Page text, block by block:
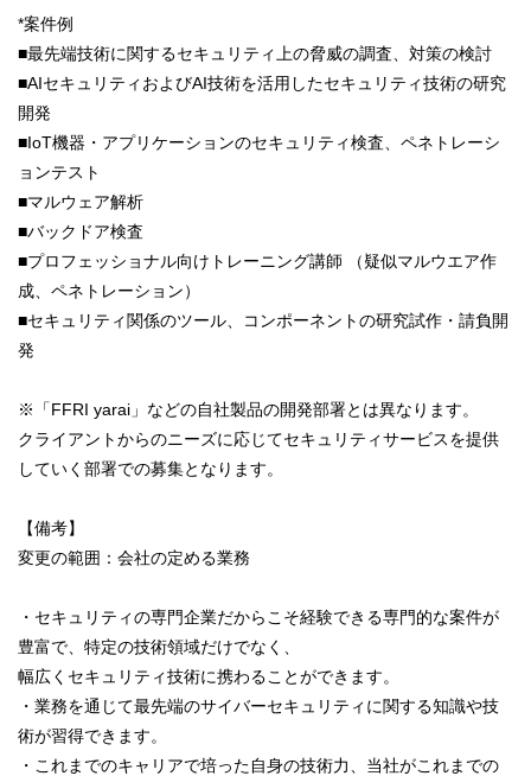
*案件例
■最先端技術に関するセキュリティ上の脅威の調査、対策の検討
■AIセキュリティおよびAI技術を活用したセキュリティ技術の研究
開発
■IoT機器・アプリケーションのセキュリティ検査、ペネトレーシ
ョンテスト
■マルウェア解析
■バックドア検査
■プロフェッショナル向けトレーニング講師 （疑似マルウエア作
成、ペネトレーション）
■セキュリティ関係のツール、コンポーネントの研究試作・請負開
発
※「FFRI yarai」などの自社製品の開発部署とは異なります。
クライアントからのニーズに応じてセキュリティサービスを提供
していく部署での募集となります。
【備考】
変更の範囲：会社の定める業務
・セキュリティの専門企業だからこそ経験できる専門的な案件が
豊富で、特定の技術領域だけでなく、
幅広くセキュリティ技術に携わることができます。
・業務を通じて最先端のサイバーセキュリティに関する知識や技
術が習得できます。
・これまでのキャリアで培った自身の技術力、当社がこれまでの